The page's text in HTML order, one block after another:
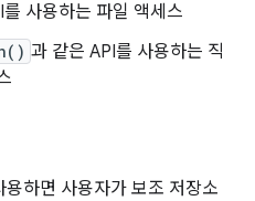
를 사용하는 파일 액세스
과 같은 API를 사용하는 직
용하면 사용자가 보조 저장소